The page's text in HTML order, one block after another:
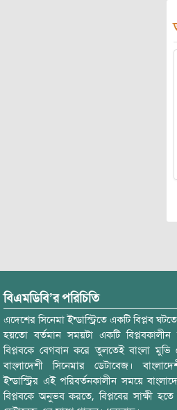
বিএমডিবি’র পরিচিতি
এদেশের সিনেমা ইন্ডাস্ট্রিতে একটি বিপ্লব
হয়তো বর্তমান সময়টা একটি
বিপ্লবকে বেগবান করে তুলতেই বাংলা মুভি
বাংলাদেশী সিনেমার ডেটাবেজ।
ইন্ডাস্ট্রির এই পরিবর্তনকালীন সময়ে
বিপ্লবকে অনুভব করতে, বিপ্লবের সাক্ষী হতে